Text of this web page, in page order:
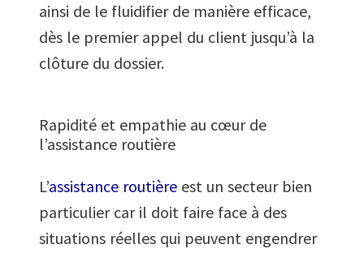
ainsi de le fluidifier de manière efficace,
dès le premier appel du client jusqu’à la
clôture du dossier.
Rapidité et empathie au cœur de
l’assistance routière
L’assistance routière est un secteur bien
particulier car il doit faire face à des
situations réelles qui peuvent engendrer